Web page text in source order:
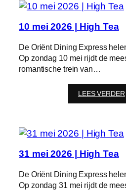
10 mei 2026 | High Tea
De Oriënt Dining Express
Op zondag 10 mei rijdt de
romantische trein van…
LEES VERDER:
31 mei 2026 | High Tea
De Oriënt Dining Express
Op zondag 31 mei rijdt de